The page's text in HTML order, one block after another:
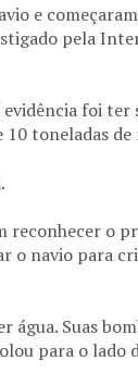
e
pela
foi
toneladas de
o
o navio para
água. Suas
para o lado